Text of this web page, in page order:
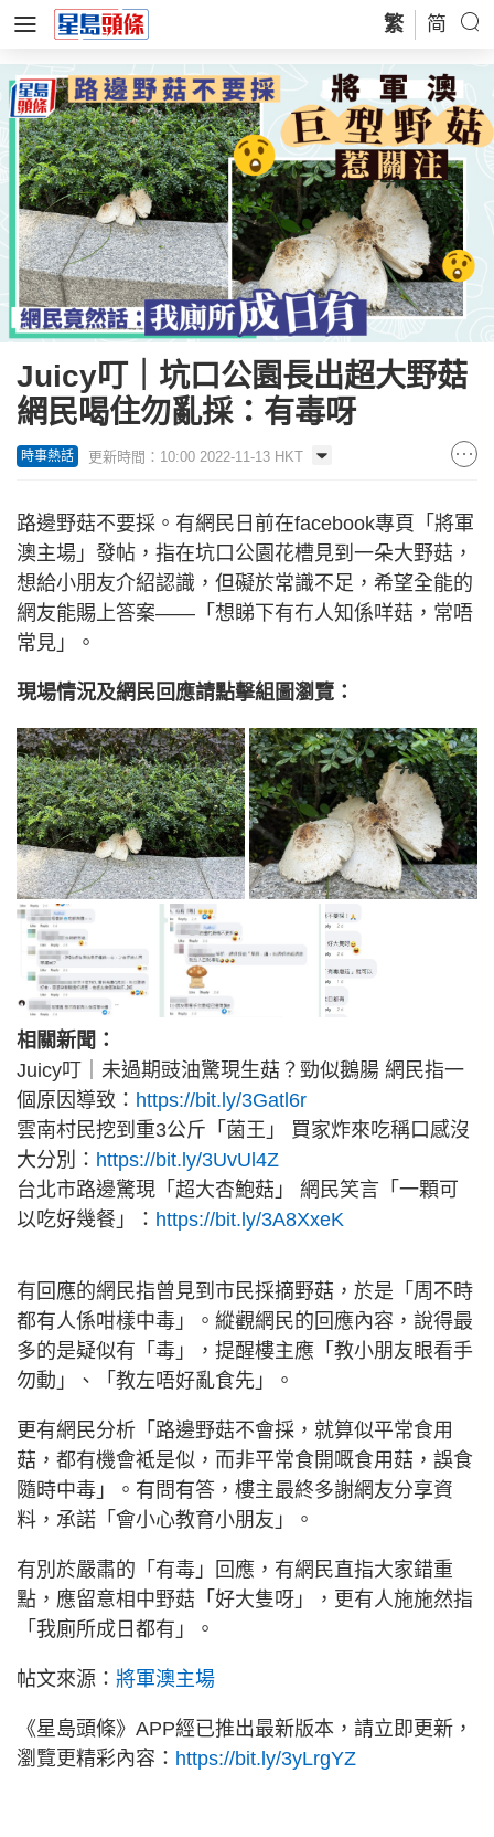
繁 简
Juicy叮｜坑口公園長出超大野菇
網民喝住勿亂採：有毒呀
時事熱話 更新時間：10:00 2022-11-13 HKT
路邊野菇不要採。有網民日前在facebook專頁「將軍
澳主場」發帖，指在坑口公園花槽見到一朵大野菇，
想給小朋友介紹認識，但礙於常識不足，希望全能的
網友能賜上答案——「想睇下有冇人知係咩菇，常唔
常見」。
現場情況及網民回應請點擊組圖瀏覽：
相關新聞：
Juicy叮｜未過期豉油驚現生菇？勁似鵝腸 網民指一
個原因導致： https://bit.ly/3Gatl6r
雲南村民挖到重3公斤「菌王」 買家炸來吃稱口感沒
大分別： https://bit.ly/3UvUl4Z
台北市路邊驚現「超大杏鮑菇」 網民笑言「一顆可
以吃好幾餐」： https://bit.ly/3A8XxeK
有回應的網民指曾見到市民採摘野菇，於是「周不時
都有人係咁樣中毒」。縱觀網民的回應內容，說得最
多的是疑似有「毒」，提醒樓主應「教小朋友眼看手
勿動」、「教左唔好亂食先」。
更有網民分析「路邊野菇不會採，就算似平常食用
菇，都有機會袛是似，而非平常食開嘅食用菇，誤食
隨時中毒」。有問有答，樓主最終多謝網友分享資
料，承諾「會小心教育小朋友」。
有別於嚴肅的「有毒」回應，有網民直指大家錯重
點，應留意相中野菇「好大隻呀」，更有人施施然指
「我廁所成日都有」。
帖文來源： 將軍澳主場
《星島頭條》APP經已推出最新版本，請立即更新，
瀏覽更精彩內容： https://bit.ly/3yLrgYZ